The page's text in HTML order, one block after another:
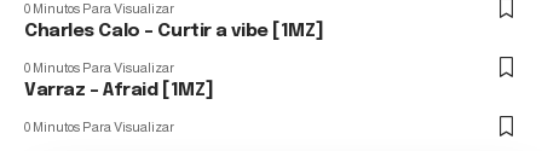
0 Minutos Para Visualizar
Charles Calo – Curtir a vibe [1MZ]
0 Minutos Para Visualizar
Varraz – Afraid [1MZ]
0 Minutos Para Visualizar